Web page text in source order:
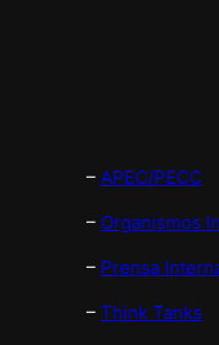
– APEC/PECC
– Organismos
– Prensa
– Think Tanks